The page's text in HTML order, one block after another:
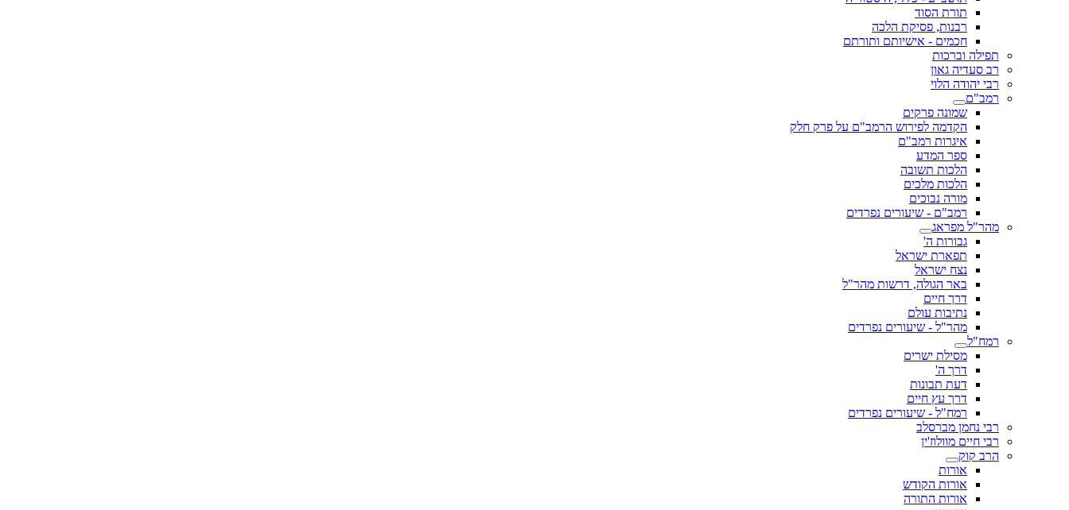
תורת הסוד
רבנות, פסיקת הלכה
חכמים - אישיותם ותורתם
תפילה וברכות
רב סעדיה גאון
רבי יהודה הלוי
רמב"ם
שמונה פרקים
הקדמה לפירוש הרמב"ם על פרק חלק
איגרות רמב"ם
ספר המדע
הלכות תשובה
הלכות מלכים
מורה נבוכים
רמב"ם - שיעורים נפרדים
מהר"ל מפראג
גבורות ה'
תפארת ישראל
נצח ישראל
באר הגולה, דרשות מהר"ל
דרך חיים
נתיבות עולם
מהר"ל - שיעורים נפרדים
רמח"ל
מסילת ישרים
דרך ה'
דעת תבונות
דרך עץ חיים
רמח"ל - שיעורים נפרדים
רבי נחמן מברסלב
רבי חיים מוולוז'ין
הרב קוק
אורות
אורות הקודש
אורות התורה